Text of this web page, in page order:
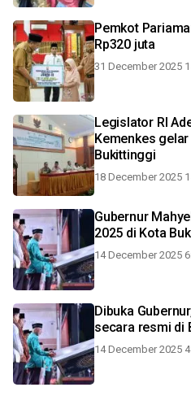
Pemkot
Rp320 juta
31 December 2025
Legislator RI
Kemenkes
Bukittinggi
18 December 2025
Gubernur
2025 di Kota
14 December 2025
Dibuka
secara resmi di
14 December 2025